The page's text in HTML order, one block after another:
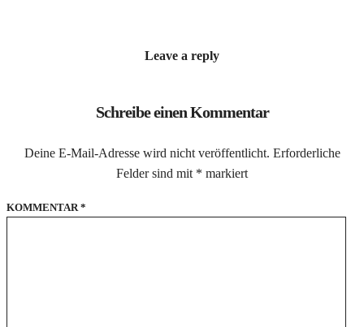
Leave a reply
Schreibe einen Kommentar
Deine E-Mail-Adresse wird nicht veröffentlicht. Erforderliche
Felder sind mit * markiert
KOMMENTAR*